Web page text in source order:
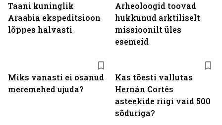
Taani kuninglik
Araabia ekspeditsioon
lõppes halvasti
Arheoloogid toovad
hukkunud arktiliselt
missioonilt üles
esemeid
Miks vanasti ei osanud
meremehed ujuda?
Kas tõesti vallutas
Hernán Cortés
asteekide riigi vaid 500
sõduriga?